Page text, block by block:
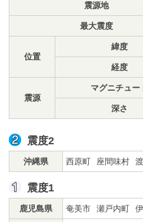
震源地
最大震度
位置
緯度
経度
震源
マグニチュー
深さ
震度2
沖縄県 西原町 座間味村
震度1
鹿児島県 奄美市 瀬戸内町